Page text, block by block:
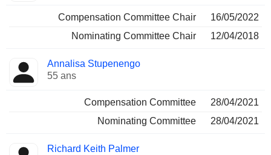
Compensation Committee Chair
16/05/2022
Nominating Committee Chair
12/04/2018
Annalisa Stupenengo
55 ans
Compensation Committee
28/04/2021
Nominating Committee
28/04/2021
Richard Keith Palmer